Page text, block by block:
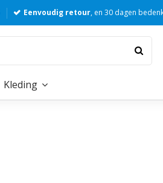
Eenvoudig retour, en 30 dagen
Kleding